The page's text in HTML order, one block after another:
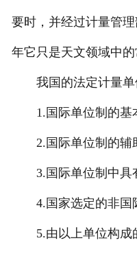
要时，并经过计量管
年它只是天文领域中的
我国的法定计量单
1.国际单位制的基
2.国际单位制的辅
3.国际单位制中具
4.国家选定的非国
5.由以上单位构成